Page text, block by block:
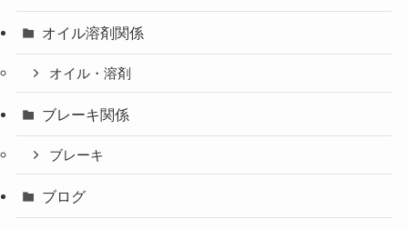
オイル溶剤関係
オイル・溶剤
ブレーキ関係
ブレーキ
ブログ